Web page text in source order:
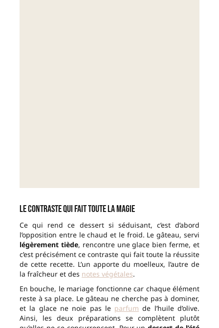
Le contraste qui fait toute la magie
Ce qui rend ce dessert si séduisant, c’est d’abord
l’opposition entre le chaud et le froid. Le gâteau, servi
légèrement tiède, rencontre une glace bien ferme, et
c’est précisément ce contraste qui fait toute la réussite
de cette recette. L’un apporte du moelleux, l’autre de
la fraîcheur et des notes végétales.
En bouche, le mariage fonctionne car chaque élément
reste à sa place. Le gâteau ne cherche pas à dominer,
et la glace ne noie pas le parfum de l’huile d’olive.
Ainsi, les deux préparations se complètent plutôt